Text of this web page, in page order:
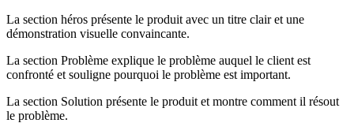
La section héros présente le produit avec un titre clair et une
démonstration visuelle convaincante.
La section Problème explique le problème auquel le client est
confronté et souligne pourquoi le problème est important.
La section Solution présente le produit et montre comment il résout
le problème.